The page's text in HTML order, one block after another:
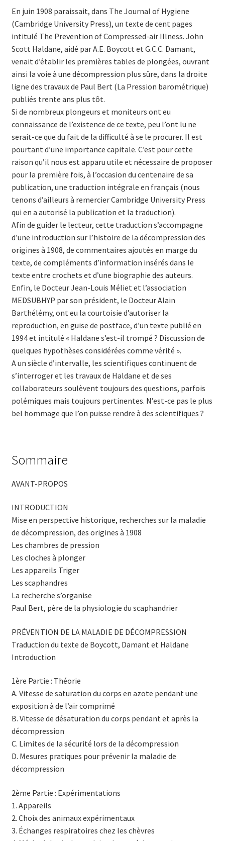
En juin 1908 paraissait, dans The Journal of Hygiene
(Cambridge University Press), un texte de cent pages
intitulé The Prevention of Compressed-air Illness. John
Scott Haldane, aidé par A.E. Boycott et G.C.C. Damant,
venait d’établir les premières tables de plongées, ouvrant
ainsi la voie à une décompression plus sûre, dans la droite
ligne des travaux de Paul Bert (La Pression barométrique)
publiés trente ans plus tôt.
Si de nombreux plongeurs et moniteurs ont eu
connaissance de l’existence de ce texte, peu l’ont lu ne
serait-ce que du fait de la difficulté à se le procurer. Il est
pourtant d’une importance capitale. C’est pour cette
raison qu’il nous est apparu utile et nécessaire de proposer
pour la première fois, à l’occasion du centenaire de sa
publication, une traduction intégrale en français (nous
tenons d’ailleurs à remercier Cambridge University Press
qui en a autorisé la publication et la traduction).
Afin de guider le lecteur, cette traduction s’accompagne
d’une introduction sur l’histoire de la décompression des
origines à 1908, de commentaires ajoutés en marge du
texte, de compléments d’information insérés dans le
texte entre crochets et d’une biographie des auteurs.
Enfin, le Docteur Jean-Louis Méliet et l’association
MEDSUBHYP par son président, le Docteur Alain
Barthélémy, ont eu la courtoisie d’autoriser la
reproduction, en guise de postface, d’un texte publié en
1994 et intitulé « Haldane s’est-il trompé ? Discussion de
quelques hypothèses considérées comme vérité ».
A un siècle d’intervalle, les scientifiques continuent de
s’interroger et les travaux de Haldane et de ses
collaborateurs soulèvent toujours des questions, parfois
polémiques mais toujours pertinentes. N’est-ce pas le plus
bel hommage que l’on puisse rendre à des scientifiques ?
Sommaire
AVANT-PROPOS
INTRODUCTION
Mise en perspective historique, recherches sur la maladie
de décompression, des origines à 1908
Les chambres de pression
Les cloches à plonger
Les appareils Triger
Les scaphandres
La recherche s’organise
Paul Bert, père de la physiologie du scaphandrier
PRÉVENTION DE LA MALADIE DE DÉCOMPRESSION
Traduction du texte de Boycott, Damant et Haldane
Introduction
1ère Partie : Théorie
A. Vitesse de saturation du corps en azote pendant une
exposition à de l’air comprimé
B. Vitesse de désaturation du corps pendant et après la
décompression
C. Limites de la sécurité lors de la décompression
D. Mesures pratiques pour prévenir la maladie de
décompression
2ème Partie : Expérimentations
1. Appareils
2. Choix des animaux expérimentaux
3. Échanges respiratoires chez les chèvres